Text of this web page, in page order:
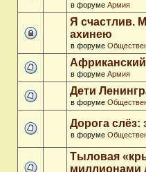
в форуме Армия
Я счастлив.
ахинею
в форуме
в форуме Армия
Дети
в форуме
Дорога слёз:
в форуме
Тыловая
миллионами